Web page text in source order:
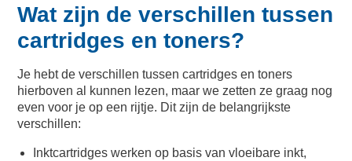
Wat zijn de verschillen tussen
cartridges en toners?
Je hebt de verschillen tussen cartridges en toners
hierboven al kunnen lezen, maar we zetten ze graag nog
even voor je op een rijtje. Dit zijn de belangrijkste
verschillen:
Inktcartridges werken op basis van vloeibare inkt,